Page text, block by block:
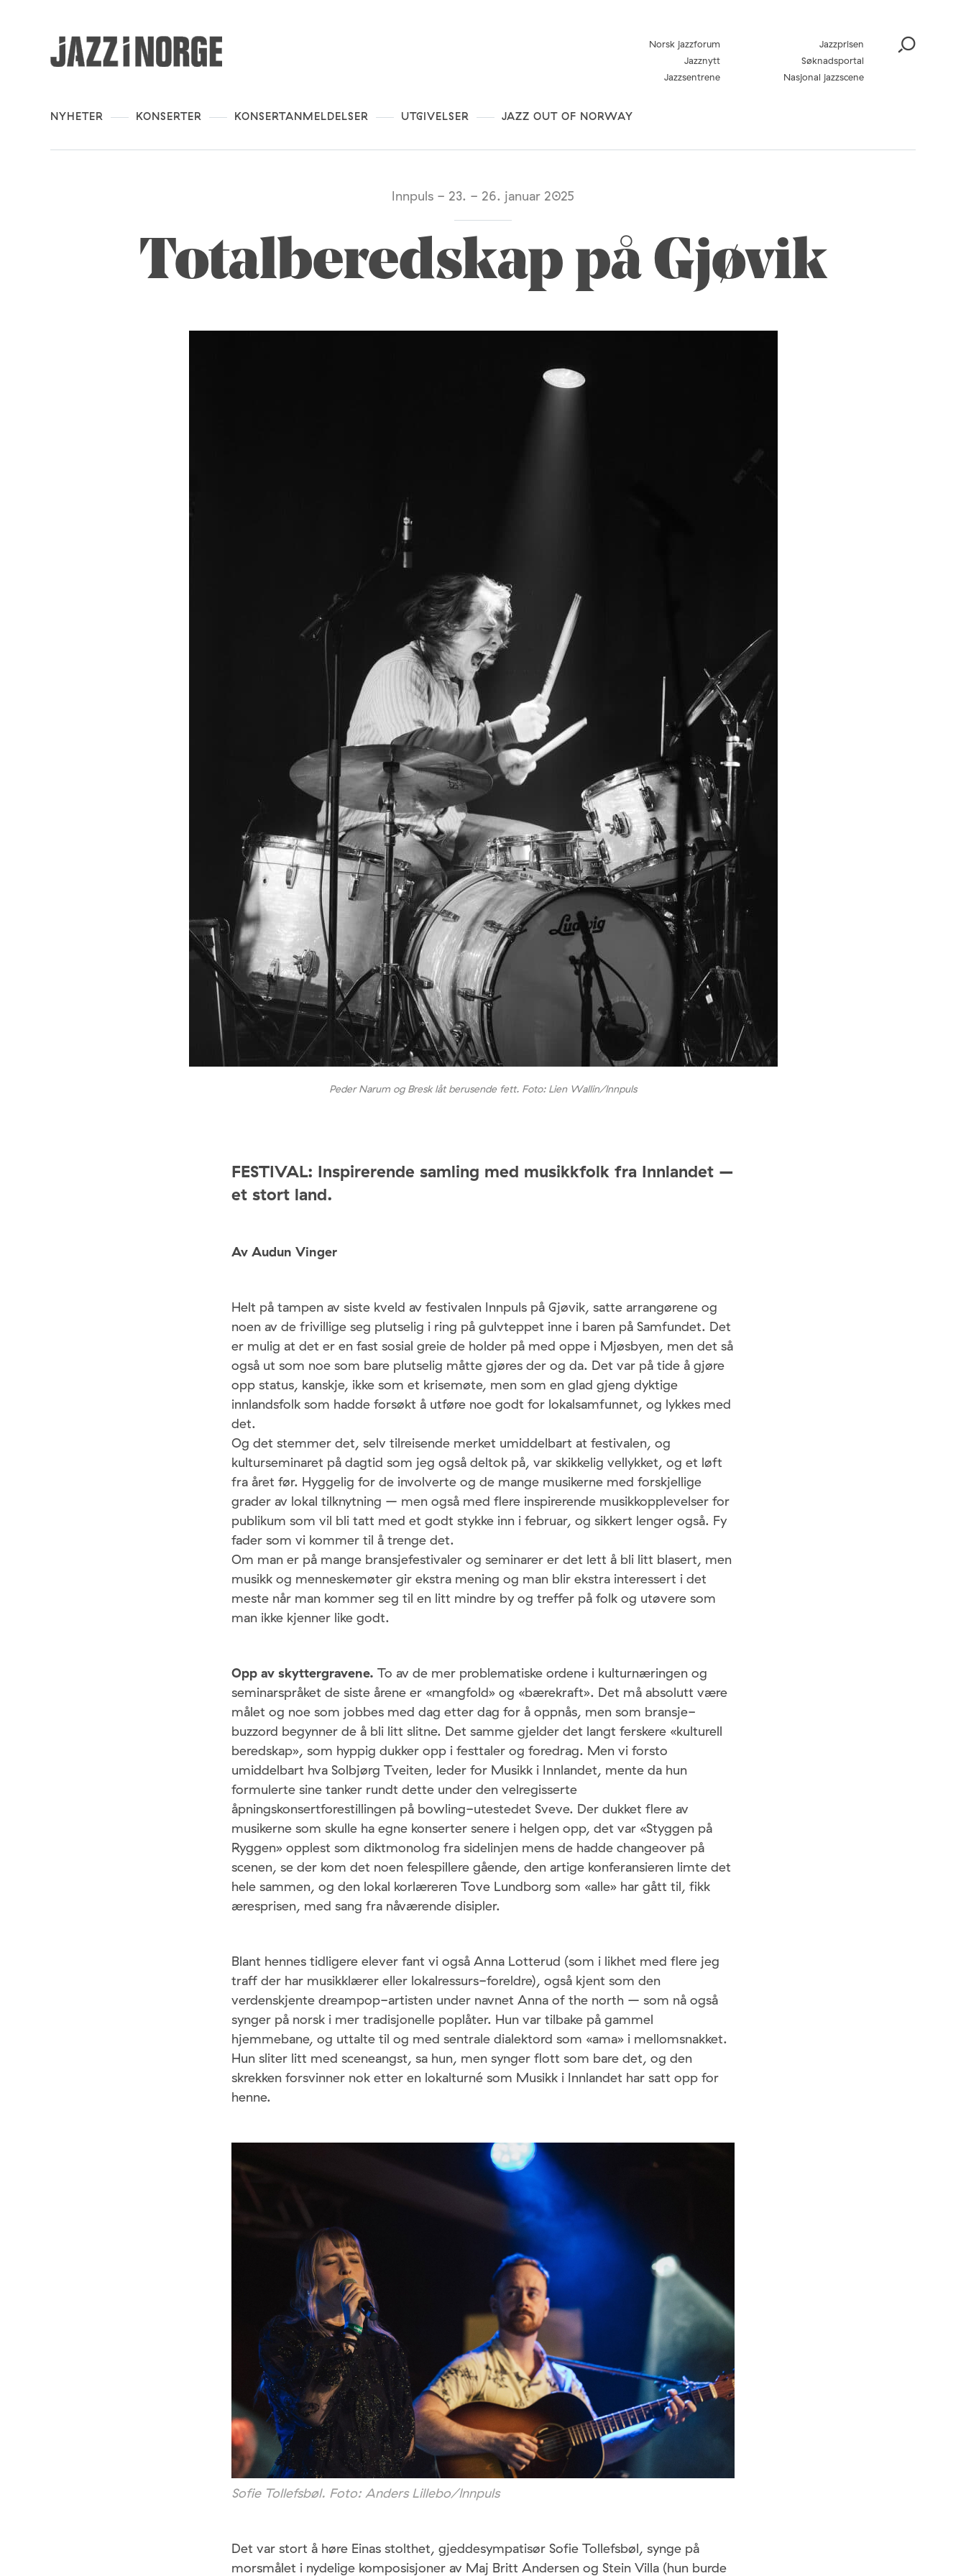
NYHETER KONSERTER KONSERTANMELDELSER UTGIVELSER JAZZ OUT OF NORWAY
Norsk jazzforum
Jazzprisen
Jazznytt
Søknadsportal
Jazzsentrene
Nasjonal jazzscene
Innpuls - 23. - 26. januar 2025
Totalberedskap på Gjøvik
Peder Narum og Bresk låt berusende fett. Foto: Lien Wallin/Innpuls
FESTIVAL: Inspirerende samling med musikkfolk fra Innlandet –
et stort land.
Av Audun Vinger
Helt på tampen av siste kveld av festivalen Innpuls på Gjøvik, satte arrangørene og
noen av de frivillige seg plutselig i ring på gulvteppet inne i baren på Samfundet. Det
er mulig at det er en fast sosial greie de holder på med oppe i Mjøsbyen, men det så
også ut som noe som bare plutselig måtte gjøres der og da. Det var på tide å gjøre
opp status, kanskje, ikke som et krisemøte, men som en glad gjeng dyktige
innlandsfolk som hadde forsøkt å utføre noe godt for lokalsamfunnet, og lykkes med
det.
Og det stemmer det, selv tilreisende merket umiddelbart at festivalen, og
kulturseminaret på dagtid som jeg også deltok på, var skikkelig vellykket, og et løft
fra året før. Hyggelig for de involverte og de mange musikerne med forskjellige
grader av lokal tilknytning – men også med flere inspirerende musikkopplevelser for
publikum som vil bli tatt med et godt stykke inn i februar, og sikkert lenger også. Fy
fader som vi kommer til å trenge det.
Om man er på mange bransjefestivaler og seminarer er det lett å bli litt blasert, men
musikk og menneskemøter gir ekstra mening og man blir ekstra interessert i det
meste når man kommer seg til en litt mindre by og treffer på folk og utøvere som
man ikke kjenner like godt.
Opp av skyttergravene. To av de mer problematiske ordene i kulturnæringen og
seminarspråket de siste årene er «mangfold» og «bærekraft». Det må absolutt være
målet og noe som jobbes med dag etter dag for å oppnås, men som bransje-
buzzord begynner de å bli litt slitne. Det samme gjelder det langt ferskere «kulturell
beredskap», som hyppig dukker opp i festtaler og foredrag. Men vi forsto
umiddelbart hva Solbjørg Tveiten, leder for Musikk i Innlandet, mente da hun
formulerte sine tanker rundt dette under den velregisserte
åpningskonsertforestillingen på bowling-utestedet Sveve. Der dukket flere av
musikerne som skulle ha egne konserter senere i helgen opp, det var «Styggen på
Ryggen» opplest som diktmonolog fra sidelinjen mens de hadde changeover på
scenen, se der kom det noen felespillere gående, den artige konferansieren limte det
hele sammen, og den lokal korlæreren Tove Lundborg som «alle» har gått til, fikk
æresprisen, med sang fra nåværende disipler.
Blant hennes tidligere elever fant vi også Anna Lotterud (som i likhet med flere jeg
traff der har musikklærer eller lokalressurs-foreldre), også kjent som den
verdenskjente dreampop-artisten under navnet Anna of the north – som nå også
synger på norsk i mer tradisjonelle poplåter. Hun var tilbake på gammel
hjemmebane, og uttalte til og med sentrale dialektord som «ama» i mellomsnakket.
Hun sliter litt med sceneangst, sa hun, men synger flott som bare det, og den
skrekken forsvinner nok etter en lokalturné som Musikk i Innlandet har satt opp for
henne.
Sofie Tollefsbøl. Foto: Anders Lillebo/Innpuls
Det var stort å høre Einas stolthet, gjeddesympatisør Sofie Tollefsbøl, synge på
morsmålet i nydelige komposisjoner av Maj Britt Andersen og Stein Villa (hun burde